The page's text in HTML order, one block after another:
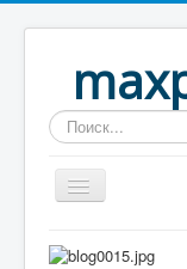
Искать...
Home